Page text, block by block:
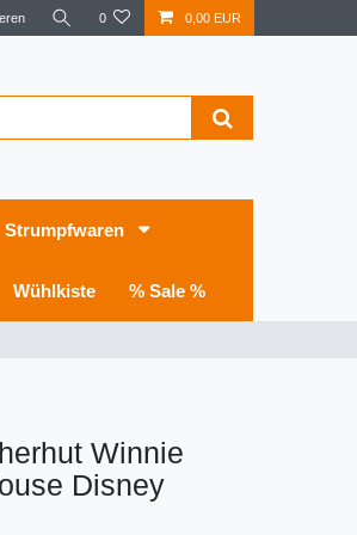
0 0,00 EUR
Strumpfwaren
Wühlkiste % Sale %
Winnie
Disney